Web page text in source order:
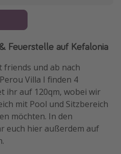
Feuerstelle auf Kefalonia
friends und ab nach
Villa I finden 4
ihr auf 120qm, wobei wir
mit Pool und Sitzbereich
möchten. In den
euch hier außerdem auf